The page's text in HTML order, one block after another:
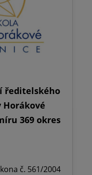
ředitelského
Horákové
369 okres
č. 561/2004